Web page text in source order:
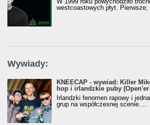
westcoastowych płyt. Pierwsze,
Wywiady:
KNEECAP - wywiad: Killer
hop i irlandzkie puby
Irlandzki fenomen rapowy i
grup na współczesnej scenie....